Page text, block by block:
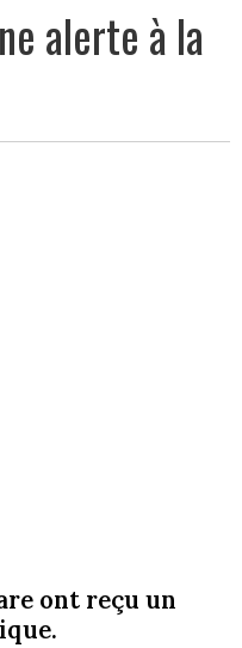
alerte à la
ont reçu un